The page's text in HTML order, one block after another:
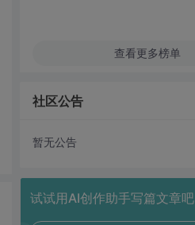
查看更多榜单
社区公告
暂无公告
试试用AI创作助手写篇文章吧